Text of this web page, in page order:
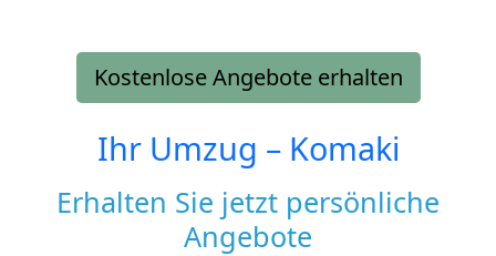
Kostenlose Angebote erhalten
Ihr Umzug – Komaki
Erhalten Sie jetzt persönliche
Angebote